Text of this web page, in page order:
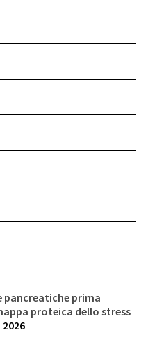
pancreatiche prima
proteica dello stress